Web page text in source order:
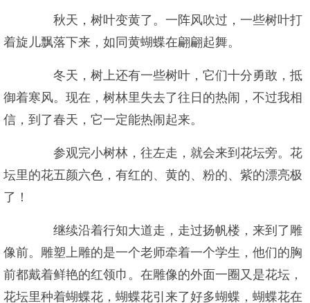
秋天，树叶变黄了。一阵风吹过，一些树叶打
着旋儿飘落下来，如同黄蝴蝶在翩翩起舞。
冬天，树上还有一些树叶，它们十分勇敢，抵
御着寒风。现在，树林里失去了往日的热闹，不过我相
信，到了春天，它一定能热闹起来。
参观完小树林，往左走，就会来到花坛旁。花
坛里的花五颜六色，有红的、黄的、粉的、紫的漂亮极
了！
继续沿着行知大道走，走过扬帆楼，来到了雕
像前。雕塑上雕的是一个老师牵着一个学生，他们的胸
前都戴着鲜艳的红领巾。在雕像的外面一圈又是花坛，
花坛里种着蝴蝶花，蝴蝶花引来了好多蝴蝶，蝴蝶花在